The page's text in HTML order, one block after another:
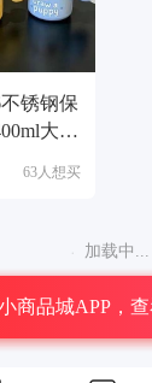
锈钢保
大容
63人想买
加载中...
中国小商品城大数
商品城APP，